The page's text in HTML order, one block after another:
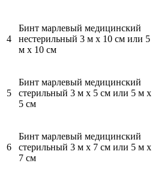
4
Бинт марлевый медицинский
нестерильный 3 м x 10 см или 5
м х 10 см
5
Бинт марлевый медицинский
стерильный 3 м x 5 см или 5 м x
5 см
6
Бинт марлевый медицинский
стерильный 3 м x 7 см или 5 м x
7 см